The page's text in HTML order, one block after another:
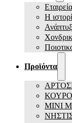
Εταιρεία
Η
Προϊόντα
ΜΙΝΙ